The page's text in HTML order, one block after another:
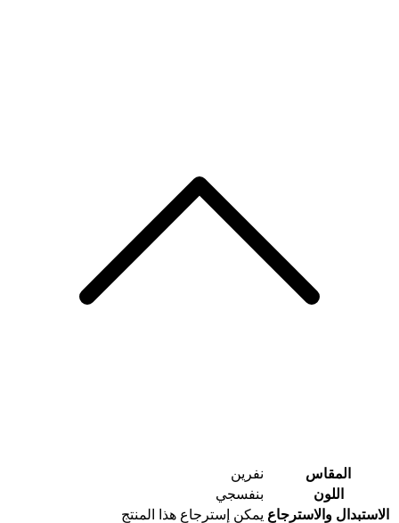
المقاس
نفرين
اللون
بنفسجي
الاستبدال والاسترجاع يمكن إسترجاع هذا المنتج